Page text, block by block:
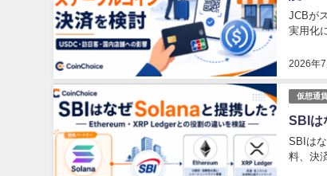
2026年7
JCBが
実用化
仮想通
SBIは
SBIは
料、決